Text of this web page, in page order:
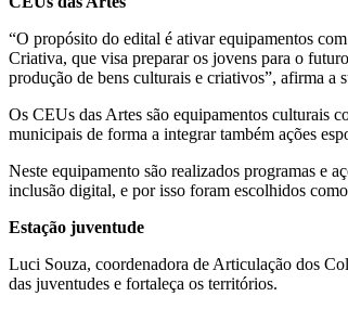
“O propósito do edital é ativar equipamentos
Criativa, que visa preparar os jovens para o
produção de bens culturais e criativos”, afirma a
Os CEUs das Artes são equipamentos culturais
municipais de forma a integrar também ações
Neste equipamento são realizados programas e
inclusão digital, e por isso foram escolhidos
Estação juventude
Luci Souza, coordenadora de Articulação dos
das juventudes e fortaleça os territórios.